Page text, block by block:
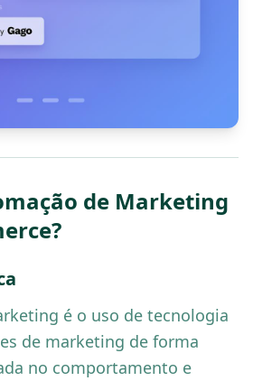
de Marketing
é o uso de tecnologia
de marketing de forma
no comportamento e